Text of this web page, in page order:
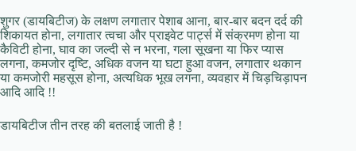
शुगर (डायबिटीज) के लक्षण लगातार पेशाब आना, बार-बार बदन दर्द की
शिकायत होना, लगातार त्वचा और प्राइवेट पार्ट्स में संक्रमण होना या
कैविटी होना, घाव का जल्दी से न भरना, गला सूखना या फिर प्यास
लगना, कमजोर दृष्टि, अधिक वजन या घटा हुआ वजन, लगातार थकान
या कमजोरी महसूस होना, अत्यधिक भूख लगना, व्यवहार में चिड़चिड़ापन
आदि आदि !!
डायबिटीज तीन तरह की बतलाई जाती है !